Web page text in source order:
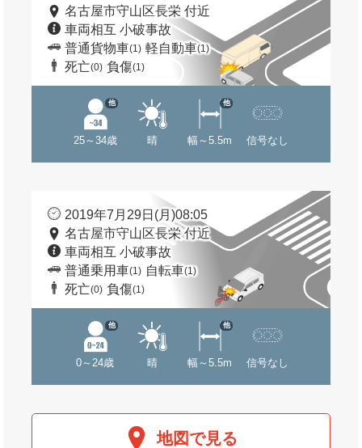
名古屋市守山区長栄 付近
車両相互 小破事故
普通貨物車(1) 軽自動車(1)
死亡(0) 負傷(1)
25～34歳
他
晴 幅～5.5m
他
信号なし
2019年7月29日(月)08:05
名古屋市守山区長栄 付近
車両相互 小破事故
普通乗用車(1) 自転車(1)
死亡(0) 負傷(1)
0～24歳
他
晴 幅～5.5m
他
信号なし
地図で見る